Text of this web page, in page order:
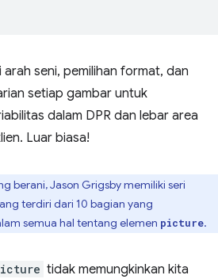
arah seni, pemilihan format, dan
setiap gambar untuk
dalam DPR dan lebar area
Luar biasa!
berani, Jason Grigsby memiliki seri
terdiri dari 10 bagian yang
semua hal tentang elemen picture.
tidak memungkinkan kita